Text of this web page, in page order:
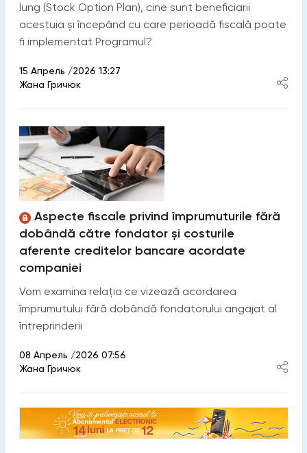
lung (Stock Option Plan), cine sunt beneficiarii
acestuia și începând cu care perioadă fiscală poate
fi implementat Programul?
15 Апрель /2026 13:27
Жана Гричюк
Aspecte fiscale privind împrumuturile fără
dobândă către fondator și costurile
aferente creditelor bancare acordate
companiei
Vom examina relația ce vizează acordarea
împrumutului fără dobândă fondatorului angajat al
întreprinderii
08 Апрель /2026 07:56
Жана Гричюк